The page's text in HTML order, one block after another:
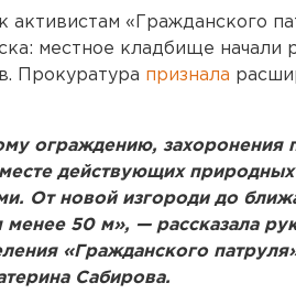
активистам «Гражданского
местное кладбище начали
Прокуратура признала
ограждению, захоронения
действующих
От новой изгороди до
менее 50 м», — рассказала
«Гражданского
Сабирова.